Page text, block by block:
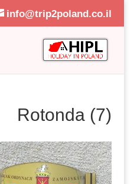
info@trip2poland.co.il
Rotonda (7)